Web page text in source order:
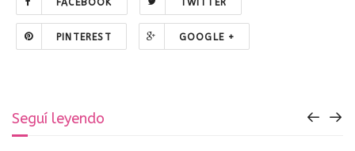
PINTEREST GOOGLE +
Seguí leyendo